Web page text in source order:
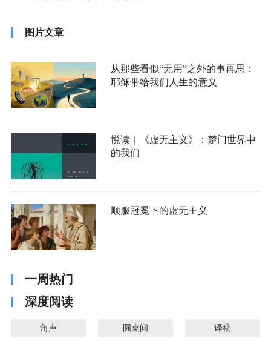
图片文章
从那些看似“无用”之外的事再思：
耶稣带给我们人生的意义
悦读｜《虚无主义》：楚门世界中
的我们
顺服冠冕下的虚无主义
一周热门
深度阅读
角声 圆桌间 译稿